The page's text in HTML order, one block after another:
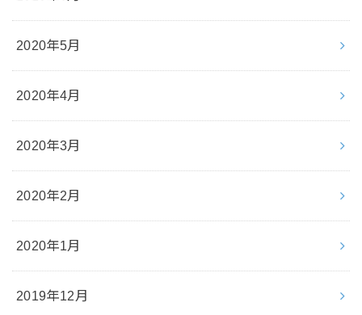
2020年5月
2020年4月
2020年3月
2020年2月
2020年1月
2019年12月